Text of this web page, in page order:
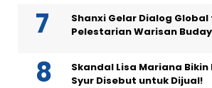
Shanxi Gelar Dialog
Pelestarian Warisan
Skandal Lisa Mariana Bikin
Syur Disebut untuk Dijual!